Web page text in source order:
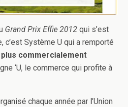
Grand Prix Effie 2012 qui s’est
c’est Système U qui a remporté
commercialement
‘U, le commerce qui profite à
chaque année par l’Union